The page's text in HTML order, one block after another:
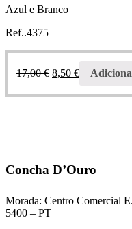
Azul e Branco
Ref..4375
17,00€ 8,50 €
Concha D’Ouro
Morada: Centro Comercial
5400 – PT